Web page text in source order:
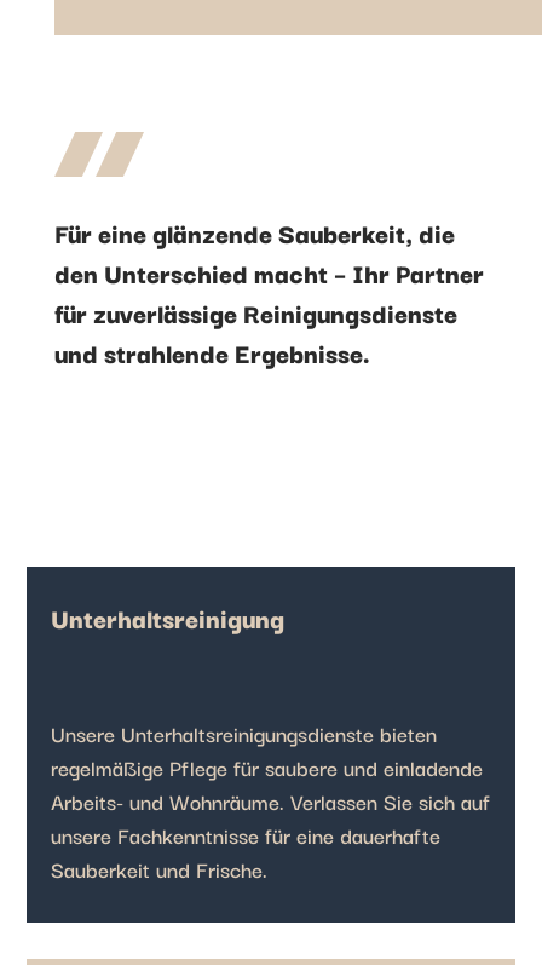
Für eine glänzende Sauberkeit, die
den Unterschied macht – Ihr Partner
für zuverlässige Reinigungsdienste
und strahlende Ergebnisse.
Unterhaltsreinigung
Unsere Unterhaltsreinigungsdienste bieten
regelmäßige Pflege für saubere und einladende
Arbeits- und Wohnräume. Verlassen Sie sich auf
unsere Fachkenntnisse für eine dauerhafte
Sauberkeit und Frische.